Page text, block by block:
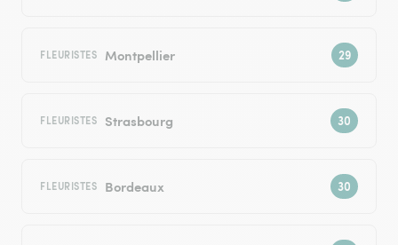
FLEURISTES Montpellier
FLEURISTES Strasbourg
FLEURISTES Bordeaux